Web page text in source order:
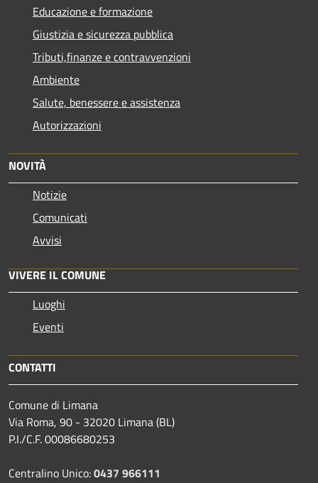
Educazione e formazione
Giustizia e sicurezza pubblica
Tributi,finanze e contravvenzioni
Ambiente
Salute, benessere e assistenza
Autorizzazioni
NOVITÀ
Notizie
Comunicati
Avvisi
VIVERE IL COMUNE
Luoghi
Eventi
CONTATTI
Comune di Limana
Via Roma, 90 - 32020 Limana (BL)
P.I./C.F. 00086680253
Centralino Unico:0437 966111